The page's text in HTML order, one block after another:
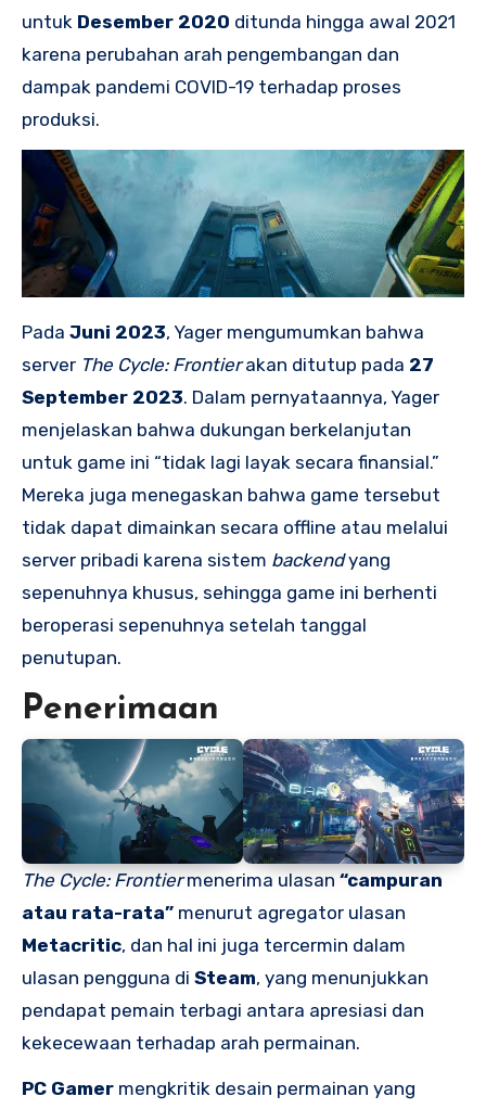
untuk Desember 2020 ditunda hingga awal 2021
karena perubahan arah pengembangan dan
dampak pandemi COVID-19 terhadap proses
produksi.
Pada Juni 2023, Yager mengumumkan bahwa
server The Cycle: Frontierakan ditutup pada 27
September 2023. Dalam pernyataannya, Yager
menjelaskan bahwa dukungan berkelanjutan
untuk game ini “tidak lagi layak secara finansial.”
Mereka juga menegaskan bahwa game tersebut
tidak dapat dimainkan secara offline atau melalui
server pribadi karena sistem backendyang
sepenuhnya khusus, sehingga game ini berhenti
beroperasi sepenuhnya setelah tanggal
penutupan.
Penerimaan
The Cycle: Frontiermenerima ulasan “campuran
atau rata-rata” menurut agregator ulasan
Metacritic, dan hal ini juga tercermin dalam
ulasan pengguna di Steam, yang menunjukkan
pendapat pemain terbagi antara apresiasi dan
kekecewaan terhadap arah permainan.
PC Gamer mengkritik desain permainan yang